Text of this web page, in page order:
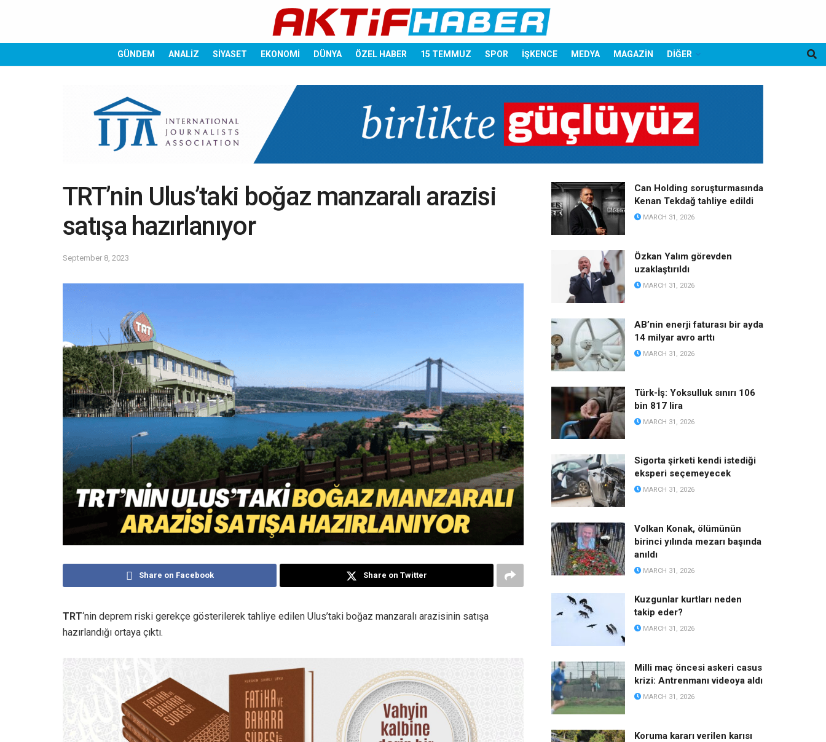
GÜNDEM ANALİZ SİYASET EKONOMİ DÜNYA ÖZEL HABER 15 TEMMUZ SPOR İŞKENCE MEDYA MAGAZİN DİĞER
TRT’nin Ulus’taki boğaz manzaralı arazisi
satışa hazırlanıyor
September 8, 2023
Share on Facebook Share on Twitter
TRT‘nin deprem riski gerekçe gösterilerek tahliye edilen Ulus’taki boğaz manzaralı arazisinin satışa
hazırlandığı ortaya çıktı.
Can Holding soruşturmasında
Kenan Tekdağ tahliye edildi
MARCH 31, 2026
Özkan Yalım görevden
uzaklaştırıldı
MARCH 31, 2026
AB’nin enerji faturası bir ayda
14 milyar avro arttı
MARCH 31, 2026
Türk-İş: Yoksulluk sınırı 106
bin 817 lira
MARCH 31, 2026
Sigorta şirketi kendi istediği
eksperi seçemeyecek
MARCH 31, 2026
Volkan Konak, ölümünün
birinci yılında mezarı başında
anıldı
MARCH 31, 2026
Kuzgunlar kurtları neden
takip eder?
MARCH 31, 2026
Milli maç öncesi askeri casus
krizi: Antrenmanı videoya aldı
MARCH 31, 2026
Koruma kararı verilen karısı